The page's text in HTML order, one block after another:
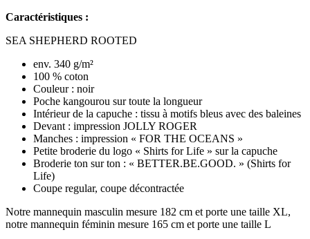
Caractéristiques :
SEA SHEPHERD ROOTED
env. 340 g/m²
100 % coton
Couleur : noir
Poche kangourou sur toute la longueur
Intérieur de la capuche : tissu à motifs bleus avec des baleines
Devant : impression JOLLY ROGER
Manches : impression « FOR THE OCEANS »
Petite broderie du logo « Shirts for Life » sur la capuche
Broderie ton sur ton : « BETTER.BE.GOOD. » (Shirts for
Life)
Coupe regular, coupe décontractée
Notre mannequin masculin mesure 182 cm et porte une taille XL,
notre mannequin féminin mesure 165 cm et porte une taille L